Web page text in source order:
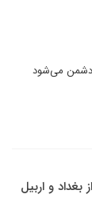
دشمن می‌شود
بغداد و اربیل